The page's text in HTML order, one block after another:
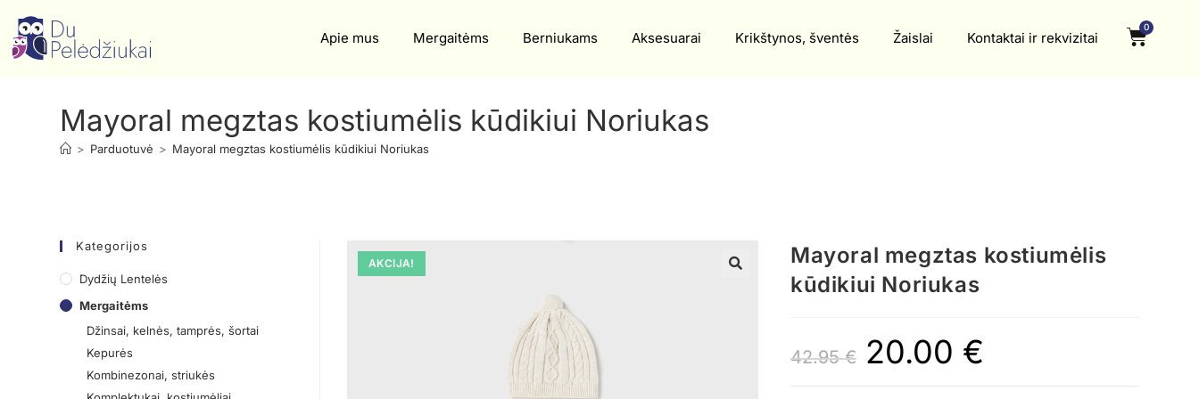
Apie mus Mergaitėms Berniukams Aksesuarai Krikštynos, šventės Žaislai Kontaktai ir rekvizitai
0
Mayoral megztas kostiumėlis kūdikiui Noriukas
> Parduotuvė > Mayoral megztas kostiumėlis kūdikiui Noriukas
AKCIJA!
Mayoral megztas kostiumėlis
kūdikiui Noriukas
42.95€ 20.00 €
Kategorijos
Dydžių Lentelės
Mergaitėms
Džinsai, kelnės, tamprės, šortai
Kepurės
Kombinezonai, striukės